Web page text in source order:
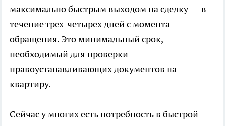
максимально быстрым выходом на сделку — в
течение трех-четырех дней с момента
обращения. Это минимальный срок,
необходимый для проверки
правоустанавливающих документов на
квартиру.
Сейчас у многих есть потребность в быстрой